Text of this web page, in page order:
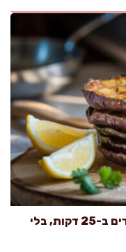
חצילים מטוגנים בקמח וביצה ממכרים ב-25 דקות, בלי